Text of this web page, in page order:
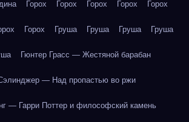
Горох Горох Горох Горох Горох
Горох Груша Груша Груша Груша
Гюнтер Грасс — Жестяной барабан
— Над пропастью во ржи
— Гарри Поттер и философский камень